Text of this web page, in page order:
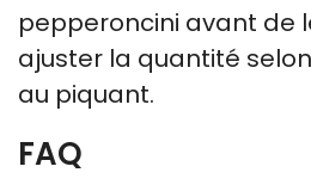
pepperoncini avant de
ajuster la quantité
au piquant.
FAQ